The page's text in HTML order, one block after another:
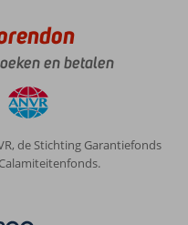
en betalen
de Stichting Garantiefonds